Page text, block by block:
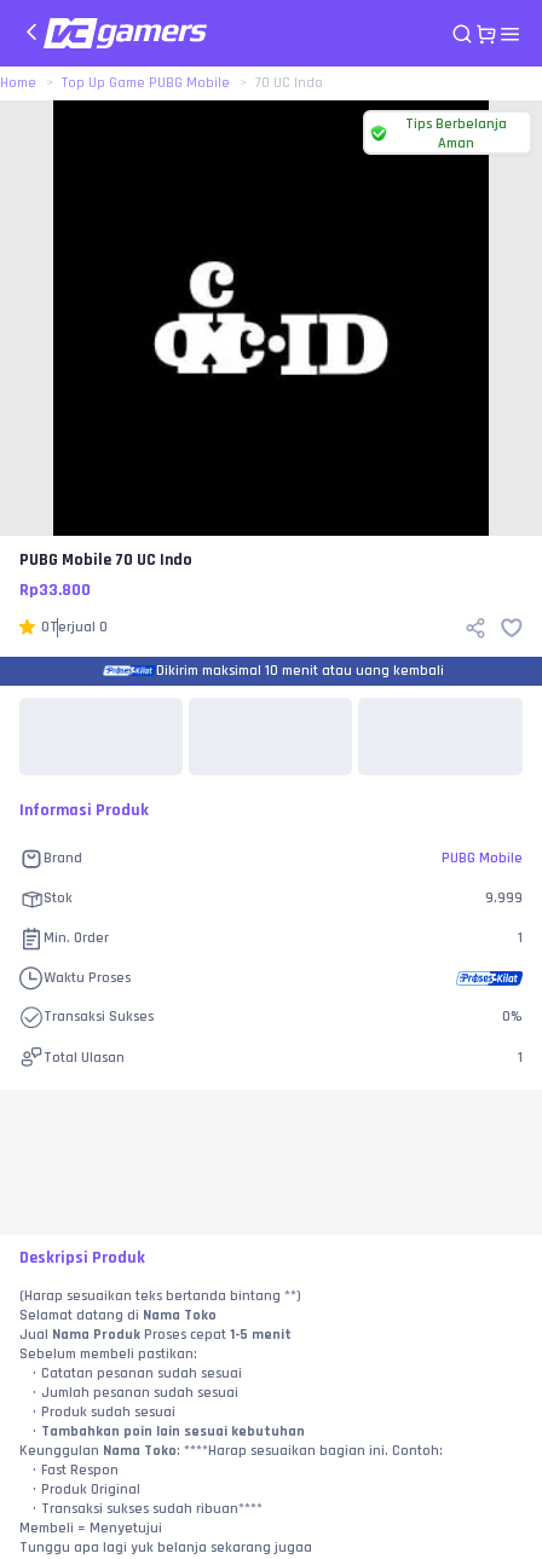
Home Top Up Game PUBG Mobile 70 UC Indo
Tips Berbelanja
Aman
PUBG Mobile 70 UC Indo
Rp33.800
0Terjual 0
Dikirim maksimal 10 menit atau uang kembali
Informasi Produk
Brand PUBG Mobile
Stok 9.999
Min. Order 1
Waktu Proses
Transaksi Sukses 0%
Total Ulasan 1
Deskripsi Produk
(Harap sesuaikan teks bertanda bintang **)
Selamat datang di Nama Toko
Jual Nama Produk Proses cepat 1-5 menit
Sebelum membeli pastikan:
Catatan pesanan sudah sesuai
Jumlah pesanan sudah sesuai
Produk sudah sesuai
Tambahkan poin lain sesuai kebutuhan
Keunggulan Nama Toko: ****Harap sesuaikan bagian ini. Contoh:
Fast Respon
Produk Original
Transaksi sukses sudah ribuan****
Membeli = Menyetujui
Tunggu apa lagi yuk belanja sekarang jugaa